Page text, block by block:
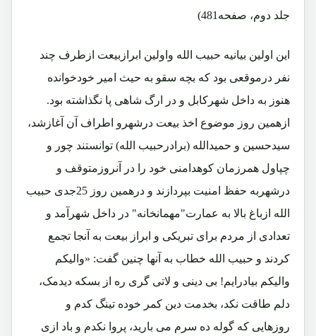
جلد دوم، صفحه481)
این اولین بیانیه حبیب الله واولین ابرازبیعت ازطرف چند
نفر درموقعی بود که بچه سقو به حیث امیر خودخوانده
هنوز به داخل شهرکابل و در ارگ شاهی پا نگذاشته بود.
ازهمین روز موضوع اخذ بیعت درشهرو اطراف آن آغازشد،
سیدحسین و حمیدالله (برادرحبیب الله) توانستند چور و
چپاول همرزمان کوهدامنی خود را در آنروزمتوقف و
درشهربه حفظ امنیت بپردازند و درهمین روز 25جدی حبیب
الله ازباغ بالا به عمارت"مهمانخانه" در داخل شهرآمد و
تعدادی از مردم برای تبریکی و ابراز بیعت به آنجا تجمع
کردند و حبیب الله خطاب به آنها چنین گفت: «والیکم
والیکم بیادرایم! بی دینی و لاتی گری ره از بسکه دیدمک،
دلم طاقت نکد، بخدمت دین کمر خوده تینگ کدم و
روزهایی که گوله ده سرم می بارید، پروا نکدم و باد ازی